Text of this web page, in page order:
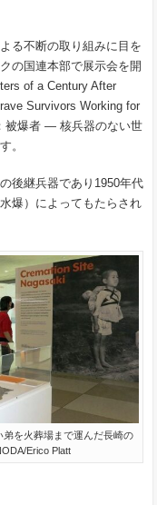
る不断の取り組みに目を
の国連本部で展示会を開
of a Century After
Survivors Working for
被爆者 ― 核兵器のない世
。
後継兵器であり1950年代
爆）によってもたらされ
を火葬場まで運んだ長崎の
Erico Platt